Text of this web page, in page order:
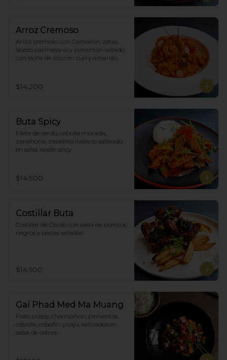
Arroz Cremoso
Arroz cremoso con Camarón, zetas,
queso parmesano y pimentón sellado
con leche de coco en curry amarillo.
$14.200
Buta Spicy
Filete de cerdo, cebolla morada,
zanahoria, zapallito italiano salteado
en salsa apple spicy.
$14.900
Costillar Buta
Costillar de Cerdo con salsa de porotos
negros y papas selladas
$14.500
Gai Phad Med Ma Muang
Pollo crispy, champiñon, pimientos,
cebolla, cebollín y cajú, salteados en
salsa de ostras.